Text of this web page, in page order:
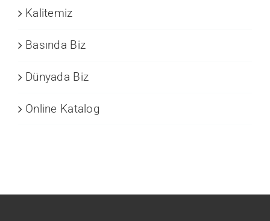
Kalitemiz
Basında Biz
Dünyada Biz
Online Katalog